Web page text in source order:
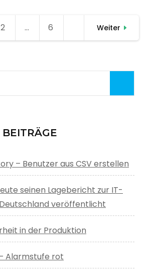
Seite
2 … Seite
6 Weiter
– Benutzer aus CSV erstellen
seinen Lagebericht zur IT-
veröffentlicht
in der Produktion
Alarmstufe rot